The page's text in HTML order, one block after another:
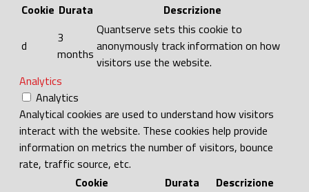
Cookie Durata Descrizione
d
3
months
Quantserve sets this cookie to
anonymously track information on how
visitors use the website.
Analytics
Analytics
Analytical cookies are used to understand how visitors
interact with the website. These cookies help provide
information on metrics the number of visitors, bounce
rate, traffic source, etc.
Cookie
Durata Descrizione